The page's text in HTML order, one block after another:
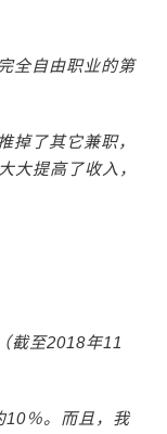
全自由职业的第
掉了其它兼职，
大提高了收入，
截至2018年11
10％。而且，我